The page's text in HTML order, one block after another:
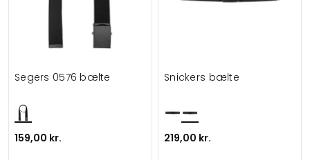
Segers 0576 bælte
159,00 kr.
Snickers bælte
219,00 kr.